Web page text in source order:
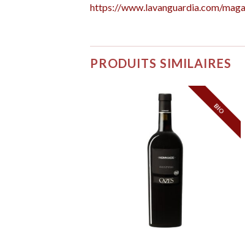
https://www.lavanguardia.com/
PRODUITS SIMILAIRES
BIO